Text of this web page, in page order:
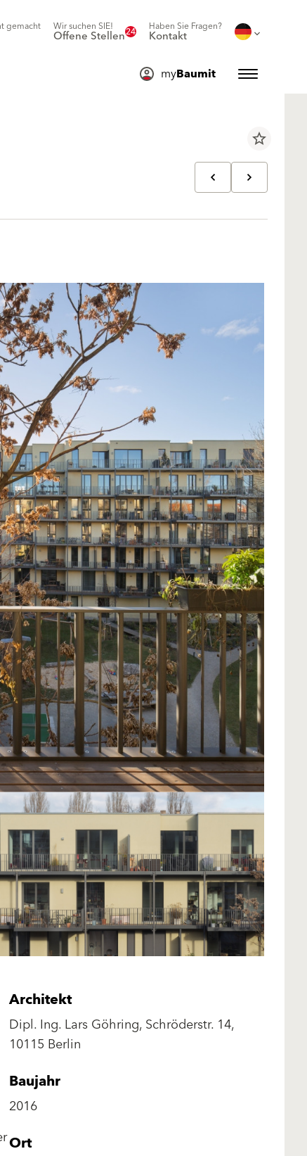
gemacht Wir suchen SIE!
Offene Stellen24 Haben Sie Fragen?
Kontakt
myBaumit
star_border
Architekt
Dipl. Ing. Lars Göhring, Schröderstr. 14,
10115 Berlin
Baujahr
2016
Ort